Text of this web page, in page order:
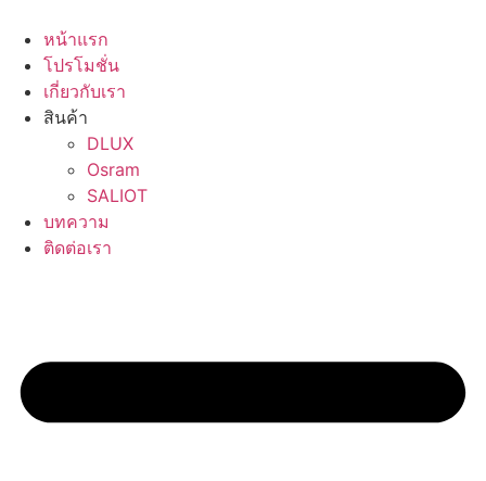
content
หน้าแรก
โปรโมชั่น
เกี่ยวกับเรา
สินค้า
DLUX
Osram
SALIOT
บทความ
ติดต่อเรา